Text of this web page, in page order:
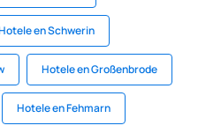
en Schwerin
Hotele en Großenbrode
Hotele en Fehmarn